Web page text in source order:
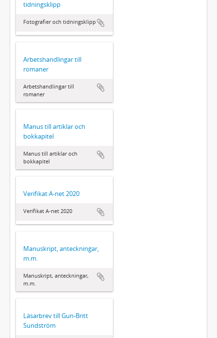
tidningsklipp
Fotografier och tidningsklipp
Arbetshandlingar till
romaner
Arbetshandlingar till
romaner
Manus till artiklar och
bokkapitel
Manus till artiklar och
bokkapitel
Verifikat A-net 2020
Verifikat A-net 2020
Manuskript, anteckningar,
m.m.
Manuskript, anteckningar,
m.m.
Läsarbrev till Gun-Britt
Sundström